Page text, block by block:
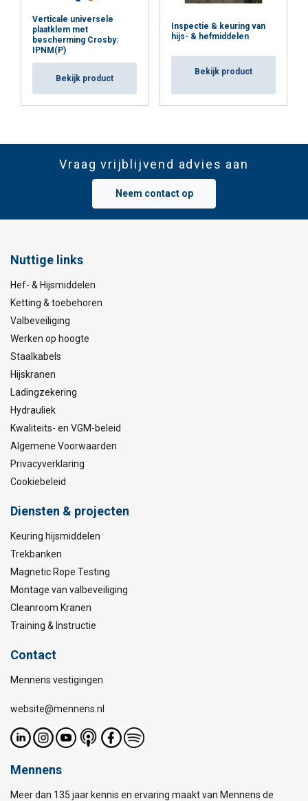
Verticale universele
plaatklem met
bescherming Crosby:
IPNM(P)
Bekijk product
Inspectie & keuring van
hijs- & hefmiddelen
Bekijk product
Vraag vrijblijvend advies aan
Neem contact op
Nuttige links
Hef- & Hijsmiddelen
Ketting & toebehoren
Valbeveiliging
Werken op hoogte
Staalkabels
Hijskranen
Ladingzekering
Hydrauliek
Kwaliteits- en VGM-beleid
Algemene Voorwaarden
Privacyverklaring
Cookiebeleid
Diensten & projecten
Keuring hijsmiddelen
Trekbanken
Magnetic Rope Testing
Montage van valbeveiliging
Cleanroom Kranen
Training & Instructie
Contact
Mennens vestigingen
website@mennens.nl
Mennens
Meer dan 135 jaar kennis en ervaring maakt van Mennens de